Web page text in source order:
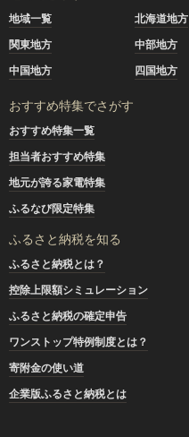
地域一覧 北海道地方
関東地方
中部地方
中国地方
四国地方
おすすめ特集でさがす
おすすめ特集一覧
担当者おすすめ特集
地元が誇る家電特集
ふるなび限定特集
ふるさと納税を知る
ふるさと納税とは？
控除上限額シミュレーション
ふるさと納税の確定申告
ワンストップ特例制度とは？
寄附金の使い道
企業版ふるさと納税とは